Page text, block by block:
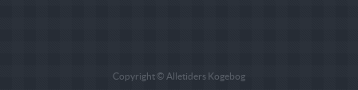
Copyright © Alletiders Kogebog